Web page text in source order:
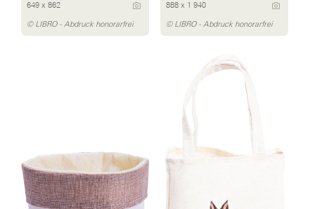
649 x 862
© LIBRO - Abdruck honorarfrei
888 x 1 940
© LIBRO - Abdruck honorarfrei